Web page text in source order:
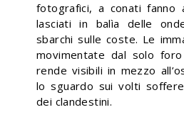
fotografici, a conati fanno
lasciati in balìa delle
sbarchi sulle coste. Le
movimentate dal solo
rende visibili in mezzo
lo sguardo sui volti
dei clandestini.